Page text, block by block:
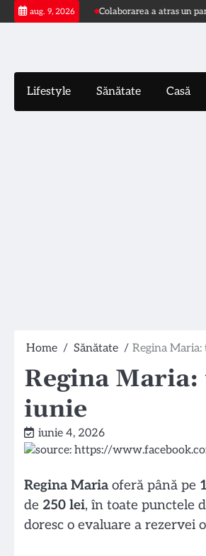
Skip
to
aug. 9, 2026Colaborarea a atras un paramedic
Lifestyle Sănătate Casă
Home Sănătate Regina
Regina Maria:
iunie
iunie 4, 2026
Regina Mariaoferă până pe
de 250 lei, în toate punctele
doresc o evaluare a rezervei